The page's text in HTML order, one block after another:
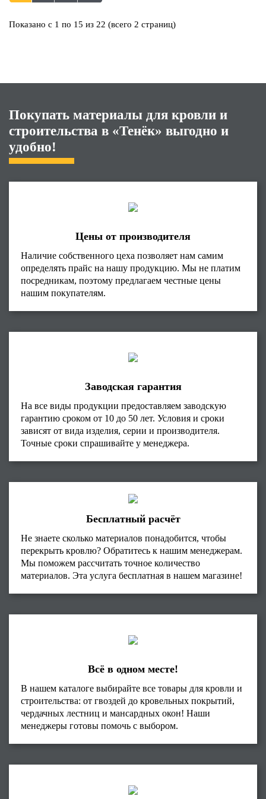
Показано с 1 по 15 из 22 (всего 2 страниц)
Покупать материалы для кровли и
строительства в «Тенёк» выгодно и
удобно!
Цены от производителя
Наличие собственного цеха позволяет нам самим
определять прайс на нашу продукцию. Мы не платим
посредникам, поэтому предлагаем честные цены
нашим покупателям.
Заводская гарантия
На все виды продукции предоставляем заводскую
гарантию сроком от 10 до 50 лет. Условия и сроки
зависят от вида изделия, серии и производителя.
Точные сроки спрашивайте у менеджера.
Бесплатный расчёт
Не знаете сколько материалов понадобится, чтобы
перекрыть кровлю? Обратитесь к нашим менеджерам.
Мы поможем рассчитать точное количество
материалов. Эта услуга бесплатная в нашем магазине!
Всё в одном месте!
В нашем каталоге выбирайте все товары для кровли и
строительства: от гвоздей до кровельных покрытий,
чердачных лестниц и мансардных окон! Наши
менеджеры готовы помочь с выбором.